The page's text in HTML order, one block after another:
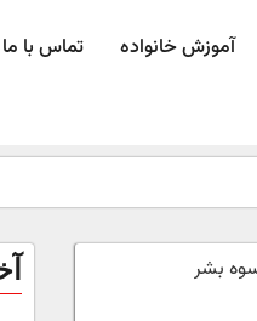
آموزش خانواده تماس با ما